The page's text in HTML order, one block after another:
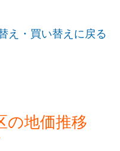
え・買い替えに戻る
の地価推移